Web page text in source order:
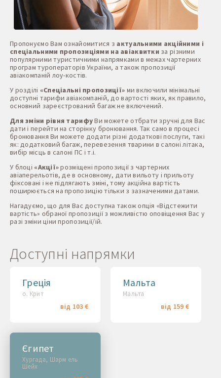
Пропонуємо Вам ознайомитися з актуальними акційними і
спеціальними пропозиціями на авіаквитки за різними
популярними туристичними напрямками в межах чартерних
програм туроператорів України, а також пропозиції
авіакомпаній лоу-костів.
У розділі «Спеціальні пропозиції» ми включили мінімальні
доступні тарифи авіакомпаній, до вартості яких, як правило,
основний зареєстрований багаж не включений.
Для зміни рівня тарифуВи можете отбрати зручні для Вас
дати і перейти на сторінку бронювання. Так само в процесі
бронювання Ви можете додати різні додаткові послуги, такі
як: додатковий багаж, перевезення тварини в салоні літака,
вибір місць в салоні ПС і т.і.
У блоці «Акції»розміщені пропозиції з чартерних
авіаперельотів, де в основному, дати вильоту і прильоту
фіксовані і не підлягають зміні, тому акційна вартість
поширюється на пропозицію тільки з зазначеними датами.
Нагадуємо, що для Вас доступна також опція «Відстежити
вартість» обраної пропозиції з можливістю оповіщення Вас у
разі зміни ціни пропозиції/ій.
Доступні напрямки
Греція
о. Крит
від 103 €
Мальта
Мальта
від 159 €
Єгипет
Хургада, Шарм ель
Шейх